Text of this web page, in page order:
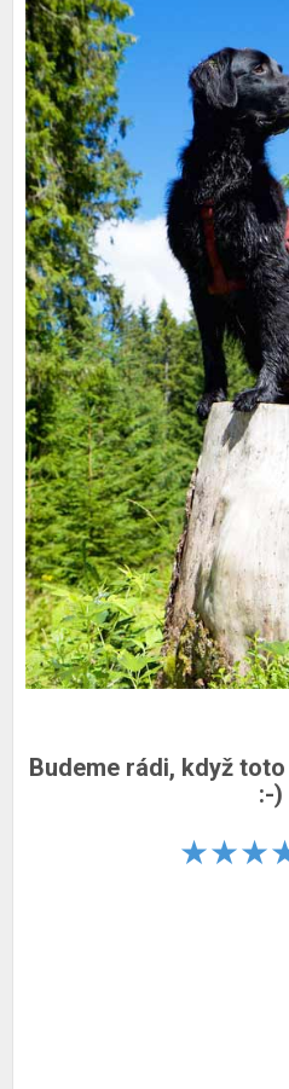
Budeme rádi, když
:-)